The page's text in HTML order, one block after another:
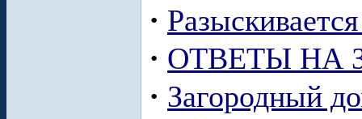
·
· ОТВЕТЫ НА
· Загородный